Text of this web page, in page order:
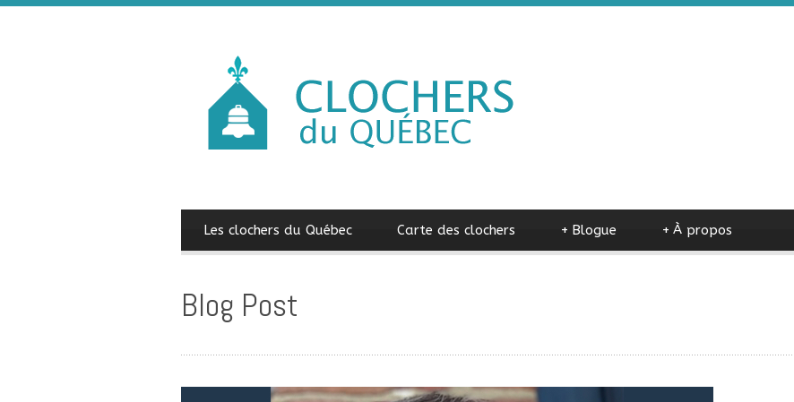
Les clochers du Québec Carte des clochers Blogue
+ À propos
+
Blog Post